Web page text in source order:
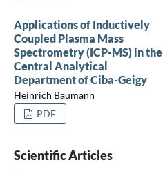
Applications of Inductively
Coupled Plasma Mass
Spectrometry (ICP-MS) in the
Central Analytical
Department of Ciba-Geigy
Heinrich Baumann
PDF
Scientific Articles